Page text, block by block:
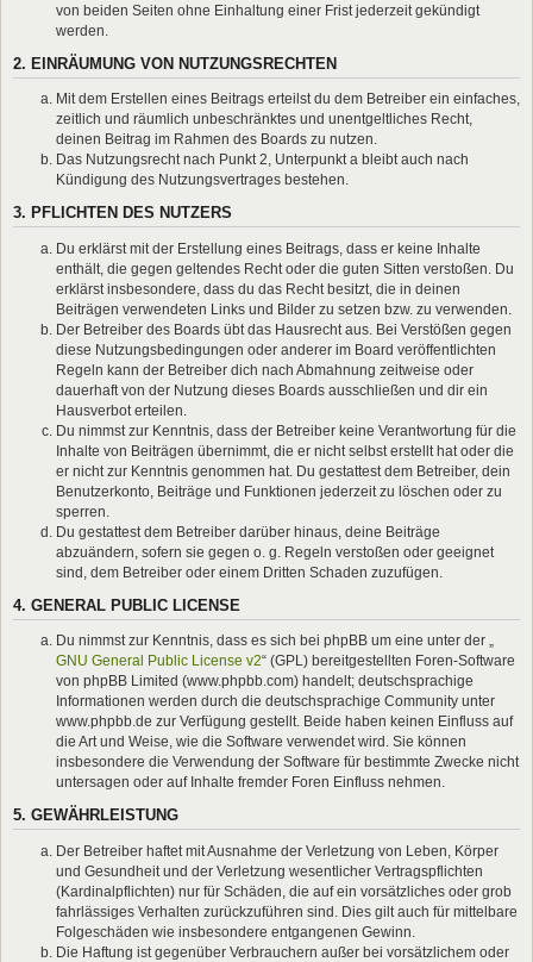
von beiden Seiten ohne Einhaltung einer Frist jederzeit gekündigt
werden.
2. EINRÄUMUNG VON NUTZUNGSRECHTEN
Mit dem Erstellen eines Beitrags erteilst du dem Betreiber ein einfaches,
zeitlich und räumlich unbeschränktes und unentgeltliches Recht,
deinen Beitrag im Rahmen des Boards zu nutzen.
Das Nutzungsrecht nach Punkt 2, Unterpunkt a bleibt auch nach
Kündigung des Nutzungsvertrages bestehen.
3. PFLICHTEN DES NUTZERS
Du erklärst mit der Erstellung eines Beitrags, dass er keine Inhalte
enthält, die gegen geltendes Recht oder die guten Sitten verstoßen. Du
erklärst insbesondere, dass du das Recht besitzt, die in deinen
Beiträgen verwendeten Links und Bilder zu setzen bzw. zu verwenden.
Der Betreiber des Boards übt das Hausrecht aus. Bei Verstößen gegen
diese Nutzungsbedingungen oder anderer im Board veröffentlichten
Regeln kann der Betreiber dich nach Abmahnung zeitweise oder
dauerhaft von der Nutzung dieses Boards ausschließen und dir ein
Hausverbot erteilen.
Du nimmst zur Kenntnis, dass der Betreiber keine Verantwortung für die
Inhalte von Beiträgen übernimmt, die er nicht selbst erstellt hat oder die
er nicht zur Kenntnis genommen hat. Du gestattest dem Betreiber, dein
Benutzerkonto, Beiträge und Funktionen jederzeit zu löschen oder zu
sperren.
Du gestattest dem Betreiber darüber hinaus, deine Beiträge
abzuändern, sofern sie gegen o. g. Regeln verstoßen oder geeignet
sind, dem Betreiber oder einem Dritten Schaden zuzufügen.
4. GENERAL PUBLIC LICENSE
Du nimmst zur Kenntnis, dass es sich bei phpBB um eine unter der „
GNU General Public License v2“ (GPL) bereitgestellten Foren-Software
von phpBB Limited (www.phpbb.com) handelt; deutschsprachige
Informationen werden durch die deutschsprachige Community unter
www.phpbb.de zur Verfügung gestellt. Beide haben keinen Einfluss auf
die Art und Weise, wie die Software verwendet wird. Sie können
insbesondere die Verwendung der Software für bestimmte Zwecke nicht
untersagen oder auf Inhalte fremder Foren Einfluss nehmen.
5. GEWÄHRLEISTUNG
Der Betreiber haftet mit Ausnahme der Verletzung von Leben, Körper
und Gesundheit und der Verletzung wesentlicher Vertragspflichten
(Kardinalpflichten) nur für Schäden, die auf ein vorsätzliches oder grob
fahrlässiges Verhalten zurückzuführen sind. Dies gilt auch für mittelbare
Folgeschäden wie insbesondere entgangenen Gewinn.
Die Haftung ist gegenüber Verbrauchern außer bei vorsätzlichem oder